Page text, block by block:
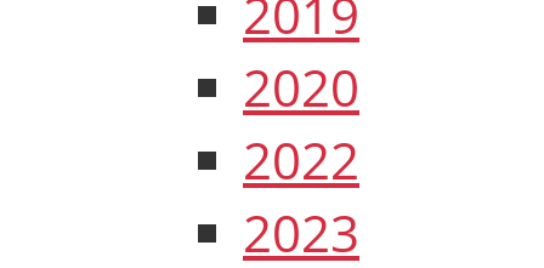
2020
2022
2023